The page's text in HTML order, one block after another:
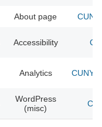
About page
Accessibility
Analytics CUNY
WordPress
(misc)